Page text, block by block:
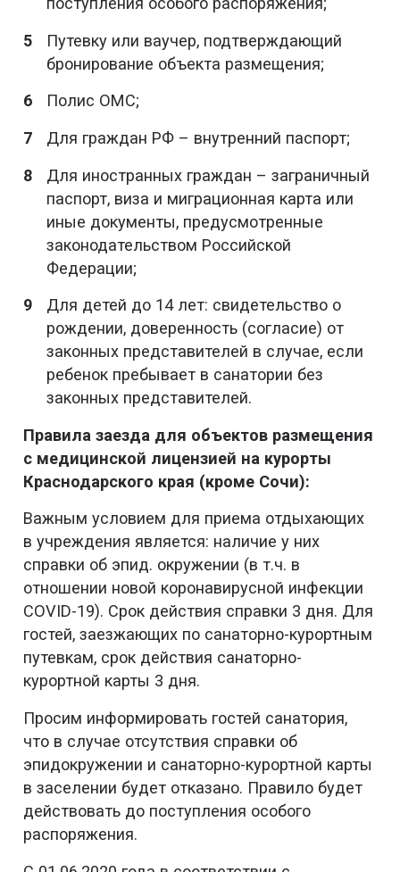
Путевку или ваучер, подтверждающий
бронирование объекта размещения;
Полис ОМС;
Для граждан РФ – внутренний паспорт;
Для иностранных граждан – заграничный
паспорт, виза и миграционная карта или
иные документы, предусмотренные
законодательством Российской
Федерации;
Для детей до 14 лет: свидетельство о
рождении, доверенность (согласие) от
законных представителей в случае, если
ребенок пребывает в санатории без
законных представителей.
Правила заезда для объектов размещения
с медицинской лицензией на курорты
Краснодарского края (кроме Сочи):
Важным условием для приема отдыхающих
в учреждения является: наличие у них
справки об эпид. окружении (в т.ч. в
отношении новой коронавирусной инфекции
COVID-19). Срок действия справки 3 дня. Для
гостей, заезжающих по санаторно-курортным
путевкам, срок действия санаторно-
курортной карты 3 дня.
Просим информировать гостей санатория,
что в случае отсутствия справки об
эпидокружении и санаторно-курортной карты
в заселении будет отказано. Правило будет
действовать до поступления особого
распоряжения.